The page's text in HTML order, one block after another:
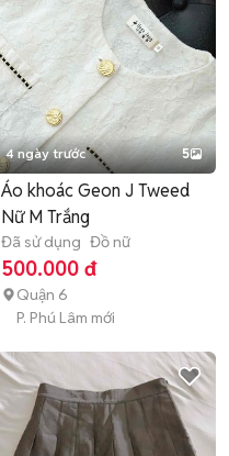
4 ngày trước 5
Áo khoác Geon J Tweed
Nữ M Trắng
Đã sử dụng Đồ nữ
500.000 đ
Quận 6
P. Phú Lâm mới